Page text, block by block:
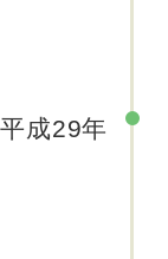
平成29年